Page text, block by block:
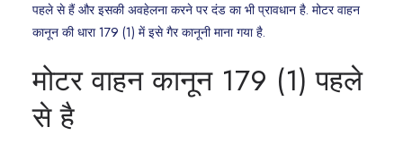
पहले से हैं और इसकी अवहेलना करने पर दंड का भी प्रावधान है. मोटर वाहन
कानून की धारा 179 (1) में इसे गैर कानूनी माना गया है.
मोटर वाहन कानून 179 (1) पहले
से है